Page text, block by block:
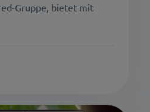
Gruppe, bietet mit